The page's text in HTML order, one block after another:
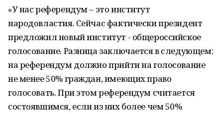
«У нас референдум – это институт
народовластия. Сейчас фактически президент
предложил новый институт - общероссийское
голосование. Разница заключается в следующем:
на референдум должно прийти на голосование
не менее 50% граждан, имеющих право
голосовать. При этом референдум считается
состоявшимся, если из них более чем 50%